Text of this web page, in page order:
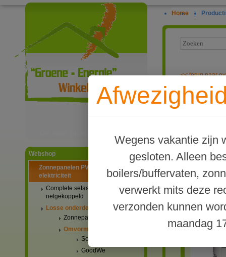
Webshop
Zonnepanelen PV-systemen
elektriciteit
Complete setaanbiedingen
netgekoppeld
Losse onderdelen
Zonnepanelen
Omvormers netgekoppeld
Solis
GoodWe
Home |
Wegens vakantie zijn
gesloten. Alleen
boilers/buffervaten,
verwerkt mits deze
verzonden kunnen
maandag
<<terug naar
SolarEdge